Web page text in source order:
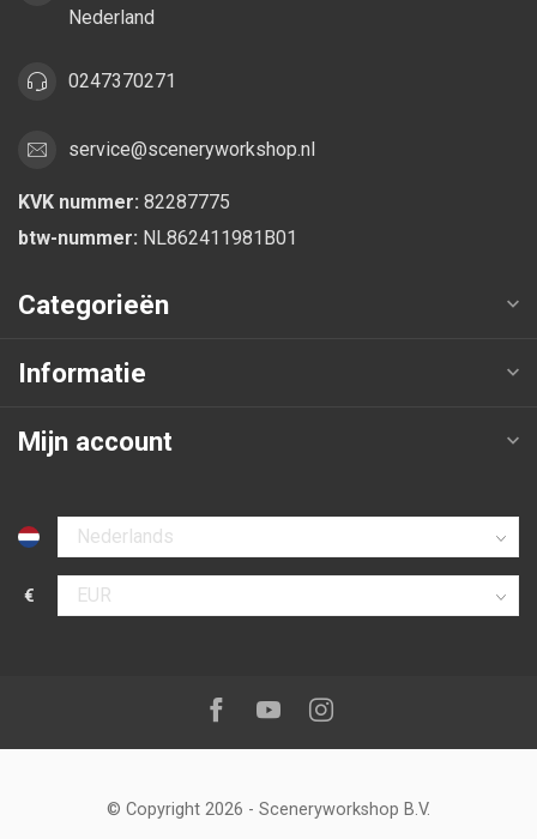
Nederland
0247370271
service@sceneryworkshop.nl
KVK nummer: 82287775
btw-nummer: NL862411981B01
Categorieën
Informatie
Mijn account
Selecteer taal
€
Selecteer valuta
Volg ons op:Facebook
YoutubeInstagram
© Copyright 2026 - Sceneryworkshop B.V.